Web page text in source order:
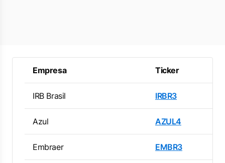
Empresa Ticker
IRB Brasil IRBR3
Azul AZUL4
Embraer EMBR3